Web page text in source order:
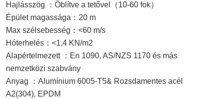
Hajlásszög
： Öblítve a tetővel （10-60 fok）
Épület magassága ： 20 m
Max szélsebesség ： <60 m/s
Hóterhelés ： <1,4 KN/m2
Alapértelmezett ： En 1090, AS/NZS 1170 és más
nemzetközi szabvány
Anyag
： Alumínium 6005-T5& Rozsdamentes acél
A2(304), EPDM